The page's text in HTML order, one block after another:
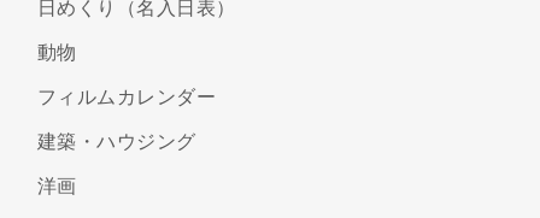
日めくり（名入日表）
動物
フィルムカレンダー
建築・ハウジング
洋画